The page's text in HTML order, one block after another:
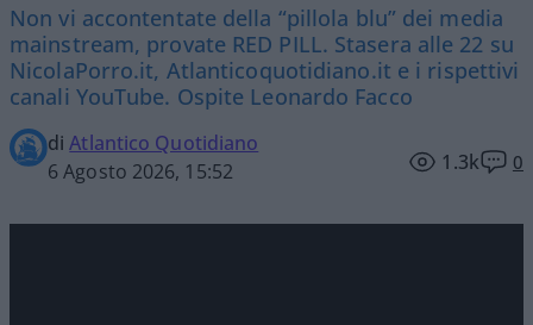
Non vi accontentate della “pillola blu” dei media
mainstream, provate RED PILL. Stasera alle 22 su
NicolaPorro.it, Atlanticoquotidiano.it e i rispettivi
canali YouTube. Ospite Leonardo Facco
diAtlantico Quotidiano
6 Agosto 2026, 15:52
1.3k 0